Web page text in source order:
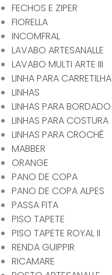
FECHOS E ZIPER
FIORELLA
INCOMFRAL
LAVABO ARTESANALLE
LAVABO MULTI ARTE III
LINHA PARA CARRETILHA
LINHAS
LINHAS PARA BORDADO
LINHAS PARA COSTURA
LINHAS PARA CROCHÊ
MABBER
ORANGE
PANO DE COPA
PANO DE COPA ALPES
PASSA FITA
PISO TAPETE
PISO TAPETE ROYAL II
RENDA GUIPPIR
RICAMARE